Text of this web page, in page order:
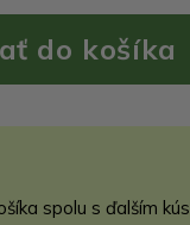
spolu s ďalším